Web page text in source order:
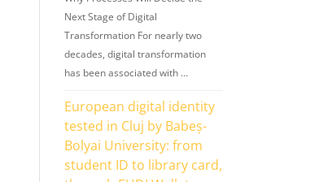
Next Stage of Digital
Transformation For nearly two
decades, digital transformation
has been associated with …
European digital identity
tested in Cluj by Babeș-
Bolyai University: from
student ID to library card,